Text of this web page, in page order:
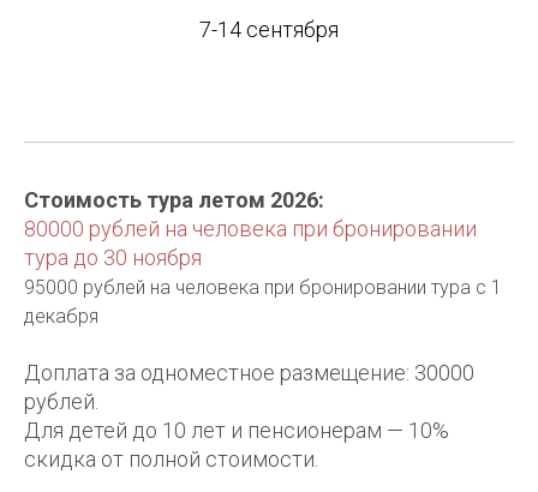
7-14 сентября
Стоимость тура летом 2026:
80000 рублей на человека при бронировании
тура до 30 ноября
95000 рублей на человека при бронировании тура с 1
декабря
Доплата за одноместное размещение: 30000
рублей.
Для детей до 10 лет и пенсионерам — 10%
скидка от полной стоимости.